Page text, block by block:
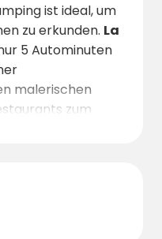
ist ideal, um
zu erkunden. La
5 Autominuten
malerischen
zum
eine gute
Tierwelt zu
auch